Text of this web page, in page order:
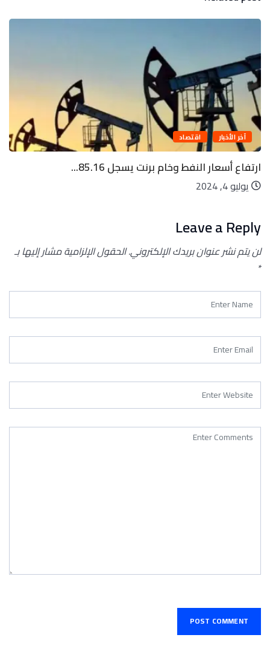
آخر الأخبار اقتصاد
ارتفاع أسعار النفط وخام برنت يسجل 85.16...
يوليو 4, 2024
Leave a Reply
لن يتم نشر عنوان بريدك الإلكتروني.الحقول الإلزامية مشار إليها بـ
*